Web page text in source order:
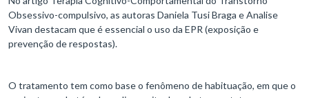
Obsessivo-compulsivo, as autoras Daniela Tusi Braga e Analise
Vivan destacam que é essencial o uso da EPR (exposição e
prevenção de respostas).
O tratamento tem como base o fenômeno de habituação, em que o